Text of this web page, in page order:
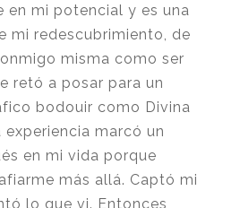
en mi potencial y es una
mi redescubrimiento, de
misma como ser
retó a posar para un
bodouir como Divina
marcó un
en mi vida porque
más allá. Captó mi
lo que vi. Entonces